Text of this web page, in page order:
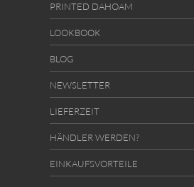
PRINTED DAHOAM
LOOKBOOK
BLOG
NEWSLETTER
LIEFERZEIT
HÄNDLER WERDEN?
EINKAUFSVORTEILE